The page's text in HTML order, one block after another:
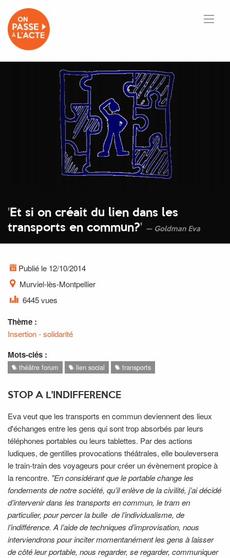
'Et si on créait du lien dans les
transports en commun?' Goldman Eva
Publié le 12/10/2014
Murviel-lès-Montpellier
6445 vues
Thème :
Insertion - solidarité
Mots-clés :
théâtre forum lien social transports
STOP A L'INDIFFERENCE
Eva veut que les transports en commun deviennent des lieux
d'échanges entre les gens qui sont trop absorbés par leurs
téléphones portables ou leurs tablettes. Par des actions
ludiques, de gentilles provocations théâtrales, elle bouleversera
le train-train des voyageurs pour créer un évènement propice à
la rencontre. "En considérant que le portable change les
fondements de notre société, qu’il enlève de la civilité, j’ai décidé
d’intervenir dans les transports en commun, le tram en
particulier, pour percer la bulle de l’individualisme, de
l’indifférence. A l’aide de techniques d’improvisation, nous
interviendrons pour inciter momentanément les gens à laisser
de côté leur portable, nous regarder, se regarder, communiquer